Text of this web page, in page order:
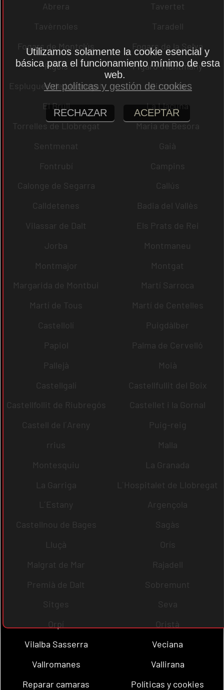
Abrera
Tavertet
Tavèrnoles
Taradell
Fogars de Montclús
Fogars de la Selva
Fígols
Figaró-Montmany
Esplugues de Llobregat
Gironella
El Brull
La Llacuna
Torrelles de Llobregat
Maria de Besora
Sentmenat
Gaià
Fontrubí
Campins
Calonge de Segarra
Callús
Calldetenes
Badia del Vallès
Vilassar de Dalt
Els Prats de Rei
Jorba
Montmaneu
Montmajor
Montgat
Margarida de Montbui
Martí Sarroca
Martí de Tous
Martí de Centelles
Castellolí
Puigdàlber
Papiol
Palma de Cervelló
Pallejà
Moià
Castellgalí
Castellfullit del Boix
Castellfollit de Riubregós
Castellet i la Gornal
Castell de l´Areny
Puig-reig
rrius
Malla
Montesquiu
La Granada
La Garriga
L´Hospitalet de Llobregat
L´Estany
Argençola
Castellnou de Bages
Sagàs
Lluçà
Orís
Malgrat de Mar
Rajadell
Premià de Dalt
Sobremunt
Sitges
Seva
Orpí
Oristà
Vilalba Sasserra
Veciana
Vallromanes
Vallirana
Reparar camaras
Políticas y cookies
Utilizamos solamente la cookie esencial y
básica para el funcionamiento mínimo de esta
web.
Ver políticas y gestión de cookies
RECHAZAR ACEPTAR